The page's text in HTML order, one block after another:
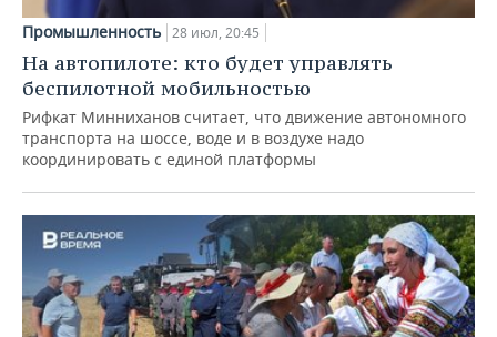
Промышленность 28 июл, 20:45
На автопилоте: кто будет управлять
беспилотной мобильностью
Рифкат Минниханов считает, что движение автономного
транспорта на шоссе, воде и в воздухе надо
координировать с единой платформы